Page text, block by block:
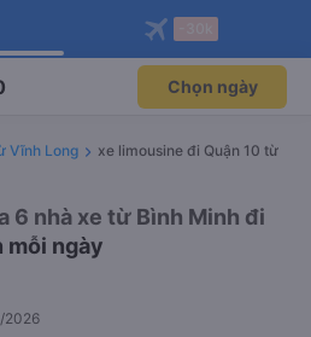
ngay!
thành viên độc
Mở app
đặt vé máy bay qua
Mở app
Chọn ngày
Vĩnh Long
xe limousine đi Quận 10 từ
6 nhà xe từ Bình Minh đi
mỗi ngày
2026